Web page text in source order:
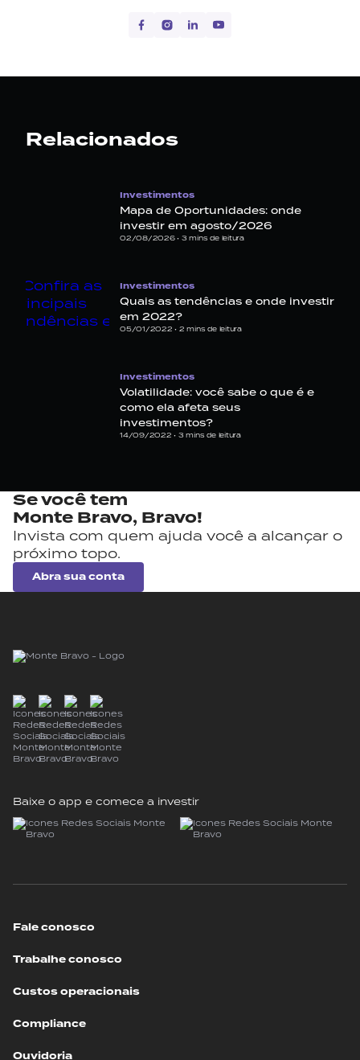
Relacionados
Investimentos
Mapa de Oportunidades: onde
investir em agosto/2026
02/08/2026 • 3 mins de leitura
Investimentos
Quais as tendências e onde investir
em 2022?
05/01/2022 • 2 mins de leitura
Investimentos
Volatilidade: você sabe o que é e
como ela afeta seus
investimentos?
14/09/2022 • 3 mins de leitura
Se você tem
Monte Bravo, Bravo!
Invista com quem ajuda você a alcançar o
próximo topo.
Abra sua conta
Baixe o app e comece a investir
Fale conosco
Trabalhe conosco
Custos operacionais
Compliance
Ouvidoria